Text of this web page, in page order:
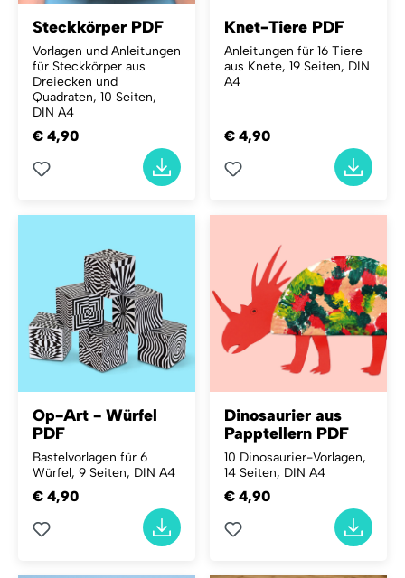
Steckkörper PDF
Vorlagen und Anleitungen
für Steckkörper aus
Dreiecken und
Quadraten, 10 Seiten,
DIN A4
€ 4,90
Knet-Tiere PDF
Anleitungen für 16 Tiere
aus Knete, 19 Seiten, DIN
A4
€ 4,90
Op-Art - Würfel
PDF
Bastelvorlagen für 6
Würfel, 9 Seiten, DIN A4
€ 4,90
Dinosaurier aus
Papptellern PDF
10 Dinosaurier-Vorlagen,
14 Seiten, DIN A4
€ 4,90